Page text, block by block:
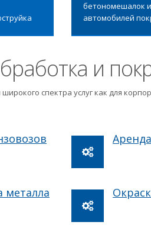
бетономешалок
автомобилей
и
спектра услуг как для
металла